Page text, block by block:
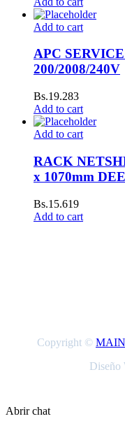
Add to cart
APC
200/2008/240V
Bs.19.283
Add to cart
Add to cart
RACK
x 1070mm
Bs.15.619
Add to cart
Copyright ©
Diseño
Abrir chat